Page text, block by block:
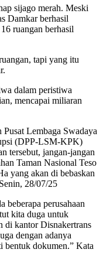
sijago merah. Meski
Damkar berhasil
ruangan berhasil
tapi yang itu
dalam peristiwa
mencapai miliaran
Lembaga Swadaya
(DPP-LSM-KPK)
tersebut, jangan-jangan
Taman Nasional Teso
yang akan di bebaskan
28/07/25
perusahaan
kita duga untuk
di kantor Disnakertrans
dengan adanya
bentuk dokumen.” Kata